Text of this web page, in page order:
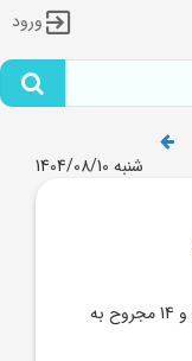
ورود
شنبه 1404/08/10